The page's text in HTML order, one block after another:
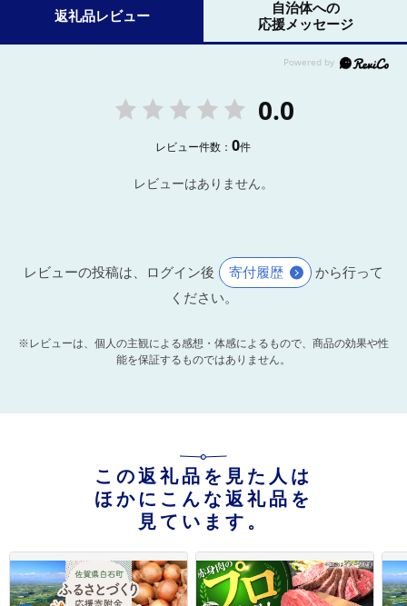
返礼品レビュー
自治体への
応援メッセージ
0.0
レビュー件数：0件
レビューはありません。
レビューの投稿は、ログイン後 寄付履歴
から行って
ください。
※レビューは、個人の主観による感想・体感によるもので、商品の効果や性
能を保証するものではありません。
この返礼品を見た人は
ほかにこんな返礼品を
見ています。